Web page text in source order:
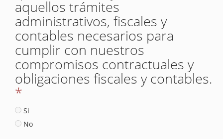
aquellos trámites
administrativos, fiscales y
contables necesarios para
cumplir con nuestros
compromisos contractuales y
obligaciones fiscales y contables.
*
Si
No